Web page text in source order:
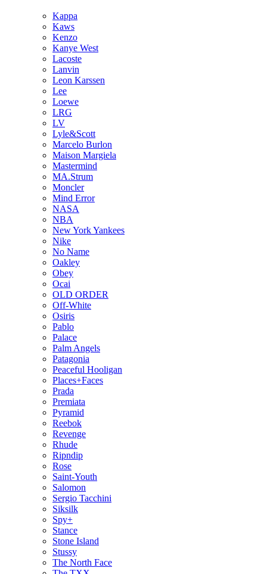
Kappa
Kaws
Kenzo
Kanye West
Lacoste
Lanvin
Leon Karssen
Lee
Loewe
LRG
LV
Lyle&Scott
Marcelo Burlon
Maison Margiela
Mastermind
MA.Strum
Moncler
Mind Error
NASA
NBA
New York Yankees
Nike
No Name
Oakley
Obey
Ocai
OLD ORDER
Off-White
Osiris
Pablo
Palace
Palm Angels
Patagonia
Peaceful Hooligan
Places+Faces
Prada
Premiata
Pyramid
Reebok
Revenge
Rhude
Ripndip
Rose
Saint-Youth
Salomon
Sergio Tacchini
Siksilk
Spy+
Stance
Stone Island
Stussy
The North Face